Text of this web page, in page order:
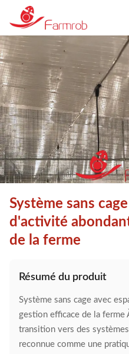
Système sans
d'activité
de la ferme
Résumé du produit
Système sans cage avec
gestion efficace de la ferme
transition vers des
reconnue comme une